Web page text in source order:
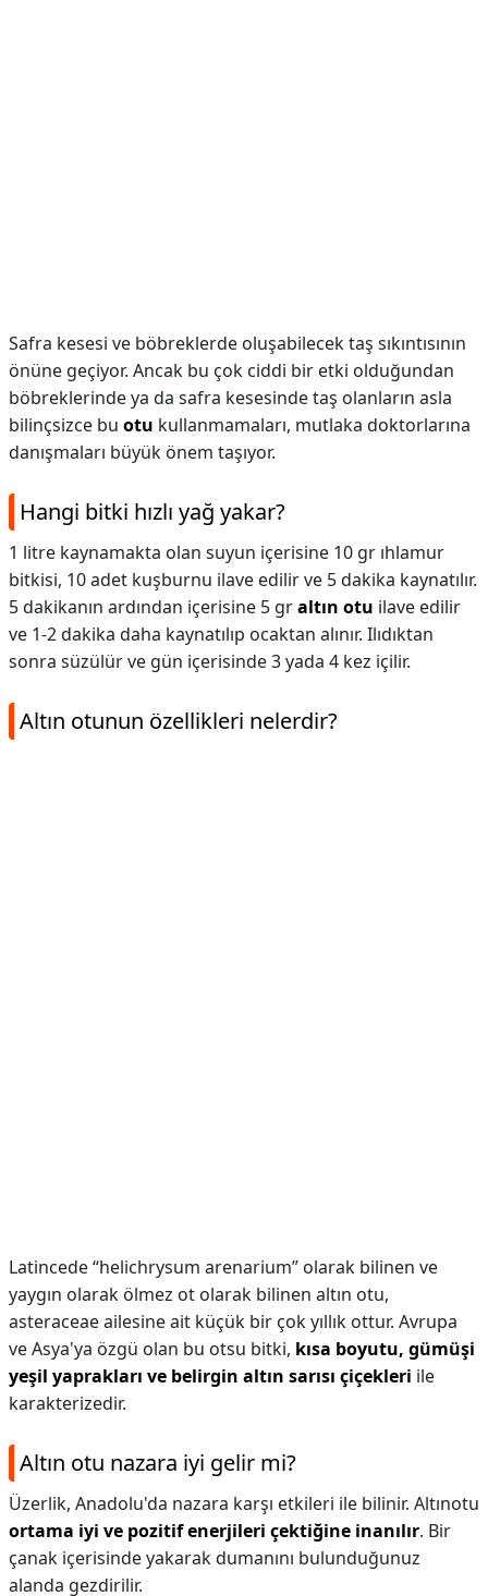
Safra kesesi ve böbreklerde oluşabilecek taş sıkıntısının
önüne geçiyor. Ancak bu çok ciddi bir etki olduğundan
böbreklerinde ya da safra kesesinde taş olanların asla
bilinçsizce bu otu kullanmamaları, mutlaka doktorlarına
danışmaları büyük önem taşıyor.
Hangi bitki hızlı yağ yakar?
1 litre kaynamakta olan suyun içerisine 10 gr ıhlamur
bitkisi, 10 adet kuşburnu ilave edilir ve 5 dakika kaynatılır.
5 dakikanın ardından içerisine 5 graltın otu ilave edilir
ve 1-2 dakika daha kaynatılıp ocaktan alınır. Ilıdıktan
sonra süzülür ve gün içerisinde 3 yada 4 kez içilir.
Altın otunun özellikleri nelerdir?
Latincede “helichrysum arenarium” olarak bilinen ve
yaygın olarak ölmez ot olarak bilinen altın otu,
asteraceae ailesine ait küçük bir çok yıllık ottur. Avrupa
ve Asya'ya özgü olan bu otsu bitki, kısa boyutu, gümüşi
yeşil yaprakları ve belirgin altın sarısı çiçekleri ile
karakterizedir.
Altın otu nazara iyi gelir mi?
Üzerlik, Anadolu'da nazara karşı etkileri ile bilinir. Altınotu
ortama iyi ve pozitif enerjileri çektiğine inanılır. Bir
çanak içerisinde yakarak dumanını bulunduğunuz
alanda gezdirilir.